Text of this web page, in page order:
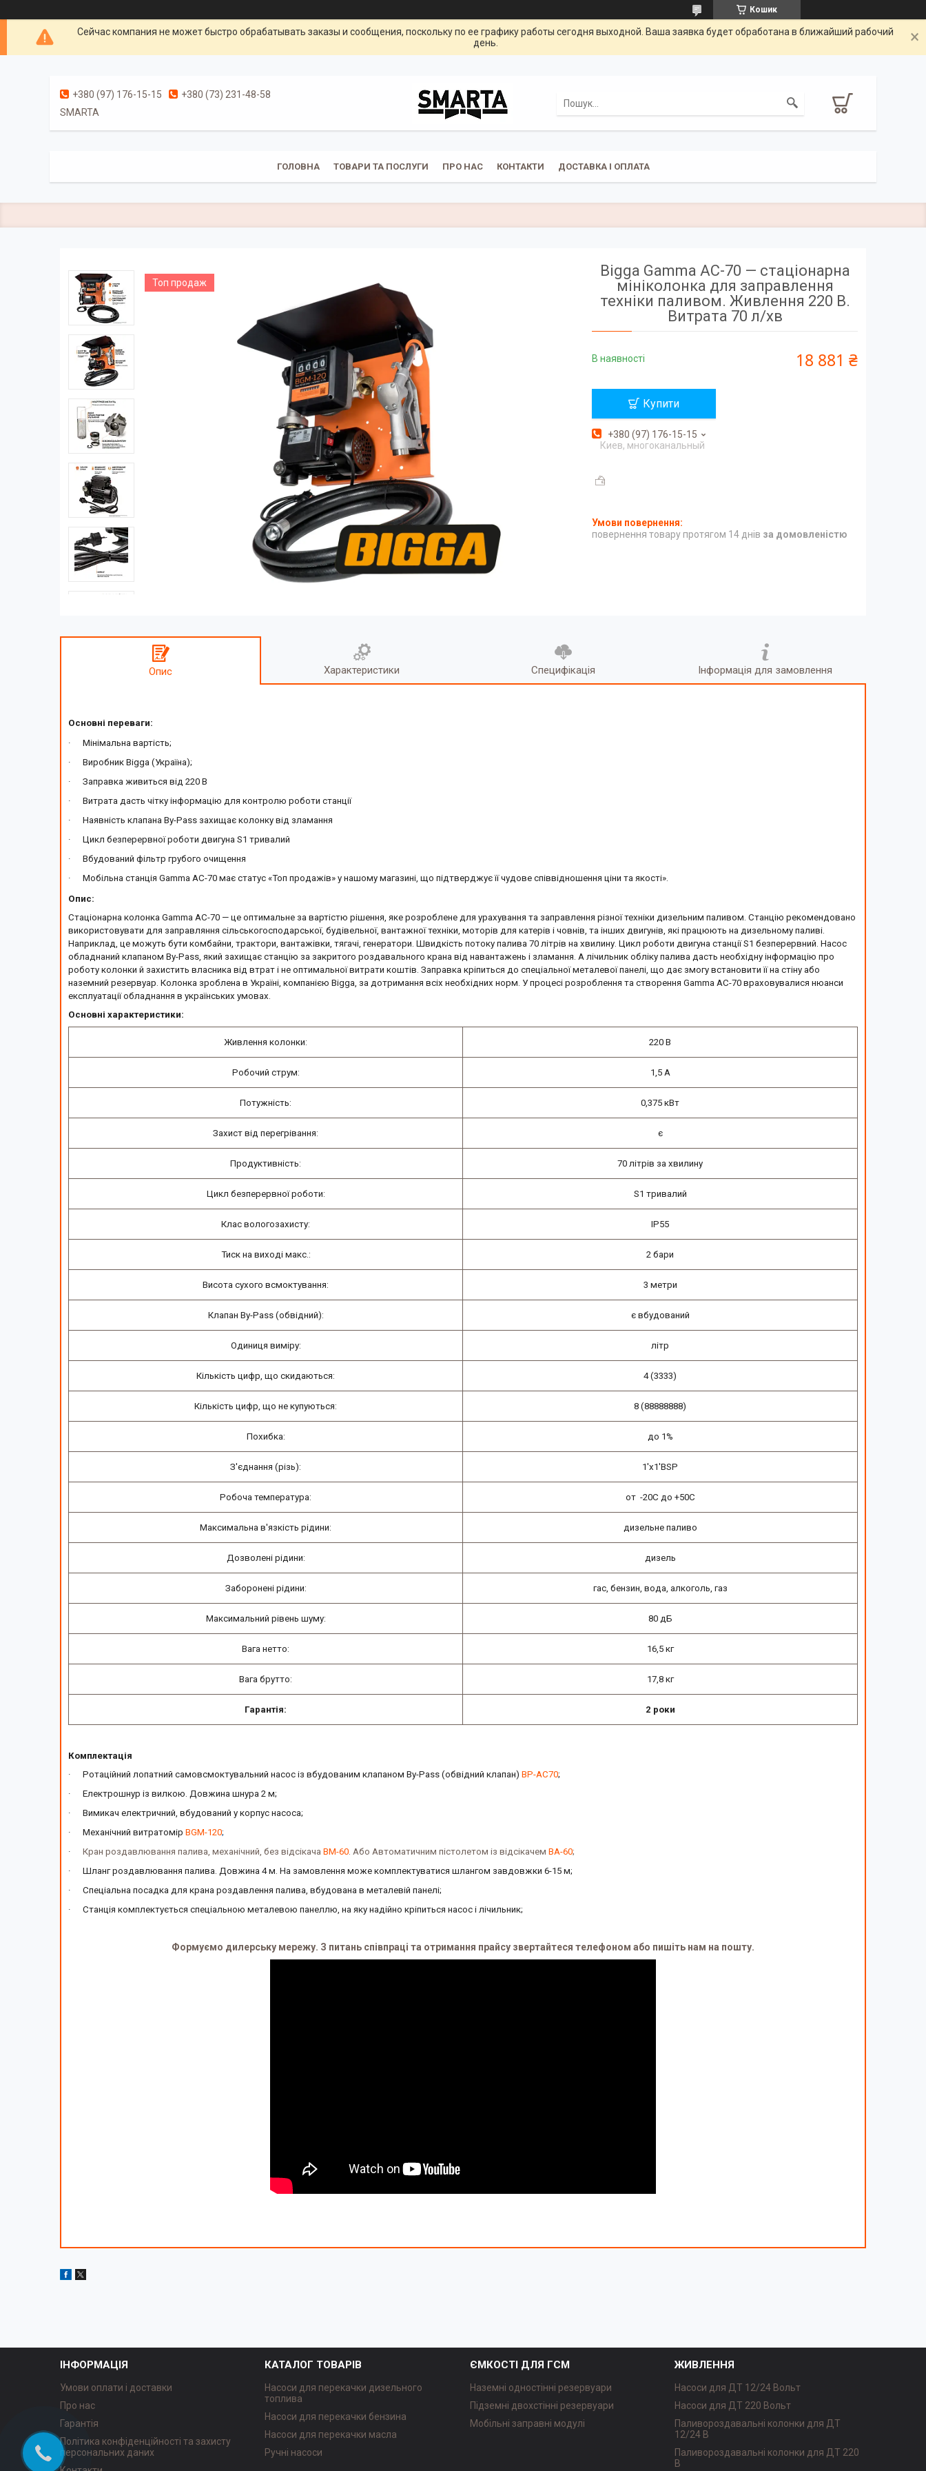
Кошик
Сейчас компания не может быстро обрабатывать заказы и сообщения, поскольку по ее графику работы сегодня выходной. Ваша заявка будет обработана в ближайший рабочий
день.
+380 (97) 176-15-15
+380 (73) 231-48-58
SMARTA
ГОЛОВНА ТОВАРИ ТА ПОСЛУГИ ПРО НАС КОНТАКТИ ДОСТАВКА І ОПЛАТА
Топ продаж
Bigga Gamma AC-70 — стаціонарна
мініколонка для заправлення
техніки паливом. Живлення 220 В.
Витрата 70 л/хв
В наявності 18 881 ₴
Купити
+380 (97) 176-15-15
Киев, многоканальный
повернення товару протягом 14 днів за домовленістю
Опис Характеристики Специфікація Інформація для замовлення
Основні переваги:
·
Мінімальна вартість;
·
Виробник Bigga (Україна);
·
Заправка живиться від 220 В
·
Витрата дасть чітку інформацію для контролю роботи станції
·
Наявність клапана By-Pass захищає колонку від зламання
·
Цикл безперервної роботи двигуна S1 тривалий
·
Вбудований фільтр грубого очищення
·
Мобільна станція Gamma AC-70 має статус «Топ продажів» у нашому магазині, що підтверджує її чудове співвідношення ціни та якості».
Опис:
Стаціонарна колонка Gamma AC-70 — це оптимальне за вартістю рішення, яке розроблене для урахування та заправлення різної техніки дизельним паливом. Станцію рекомендовано
використовувати для заправляння сільськогосподарської, будівельної, вантажної техніки, моторів для катерів і човнів, та інших двигунів, які працюють на дизельному паливі.
Наприклад, це можуть бути комбайни, трактори, вантажівки, тягачі, генератори. Швидкість потоку палива 70 літрів на хвилину. Цикл роботи двигуна станціїS1 безперервний. Насос
обладнаний клапаном By-Pass, який захищає станцію за закритого роздавального крана від навантажень і зламання. А лічильник обліку палива дасть необхідну інформацію про
роботу колонки й захистить власника від втрат і не оптимальної витрати коштів. Заправка кріпиться до спеціальної металевої панелі, що дає змогу встановити її на стіну або
наземний резервуар. Колонка зроблена в Україні, компанією Bigga, за дотримання всіх необхідних норм. У процесі розроблення та створення Gamma AC-70 враховувалися нюанси
експлуатації обладнання в українських умовах.
Основні характеристики:
Живлення колонки: 220 В
Робочий струм: 1,5 А
Потужність: 0,375 кВт
Захист від перегрівання: є
Продуктивність: 70 літрів за хвилину
Цикл безперервної роботи: S1 тривалий
Клас вологозахисту: IP55
Тиск на виході макс.: 2 бари
Висота сухого всмоктування: 3 метри
Клапан By-Pass (обвідний): є вбудований
Одиниця виміру: літр
Кількість цифр, що скидаються: 4 (3333)
Кількість цифр, що не купуються: 8 (88888888)
Похибка: до 1%
З'єднання (різь): 1'х1'BSP
Робоча температура: от -20C до +50С
Максимальна в'язкість рідини: дизельне паливо
Дозволені рідини: дизель
Заборонені рідини: гас, бензин, вода, алкоголь, газ
Максимальний рівень шуму: 80 дБ
Вага нетто: 16,5 кг
Вага брутто: 17,8 кг
Гарантія: 2 роки
Комплектація
·
Ротаційний лопатний самовсмоктувальний насос із вбудованим клапаном By-Pass (обвідний клапан) BP-AC70;
·
Електрошнур із вилкою. Довжина шнура 2 м;
·
Вимикач електричний, вбудований у корпус насоса;
·
Механічний витратомір BGM-120;
·
Кран роздавлювання палива, механічний, без відсікача BM-60. Або Автоматичним пістолетом із відсікачем BA-60;
·
Шланг роздавлювання палива. Довжина 4 м. На замовлення може комплектуватися шлангом завдовжки 6-15 м;
·
Спеціальна посадка для крана роздавлення палива, вбудована в металевій панелі;
·
Станція комплектується спеціальною металевою панеллю, на яку надійно кріпиться насос і лічильник;
Формуємо дилерську мережу. З питань співпраці та отримання прайсу звертайтеся телефоном або пишіть нам на пошту.
ІНФОРМАЦІЯ
Умови оплати і доставки
Про нас
Гарантія
Політика конфіденційності та захисту
персональних даних
КАТАЛОГ ТОВАРІВ
Насоси для перекачки дизельного
топлива
Насоси для перекачки бензина
Насоси для перекачки масла
Ручні насоси
ЄМКОСТІ ДЛЯ ГСМ
Наземні одностінні резервуари
Підземні двохстінні резервуари
Мобільні заправні модулі
ЖИВЛЕННЯ
Насоси для ДТ 12/24 Вольт
Насоси для ДТ 220 Вольт
Паливороздавальні колонки для ДТ
12/24 В
Паливороздавальні колонки для ДТ 220
В